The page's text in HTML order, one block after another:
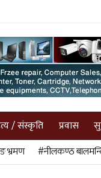
/ संस्कृति प्रवास
भ्रमण #नीलकण्ठ